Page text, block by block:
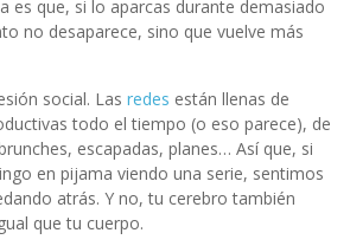
es que, si lo aparcas durante demasiado
no desaparece, sino que vuelve más
social. Las redes están llenas de
todo el tiempo (o eso parece), de
escapadas, planes… Así que, si
en pijama viendo una serie, sentimos
atrás. Y no, tu cerebro también
que tu cuerpo.